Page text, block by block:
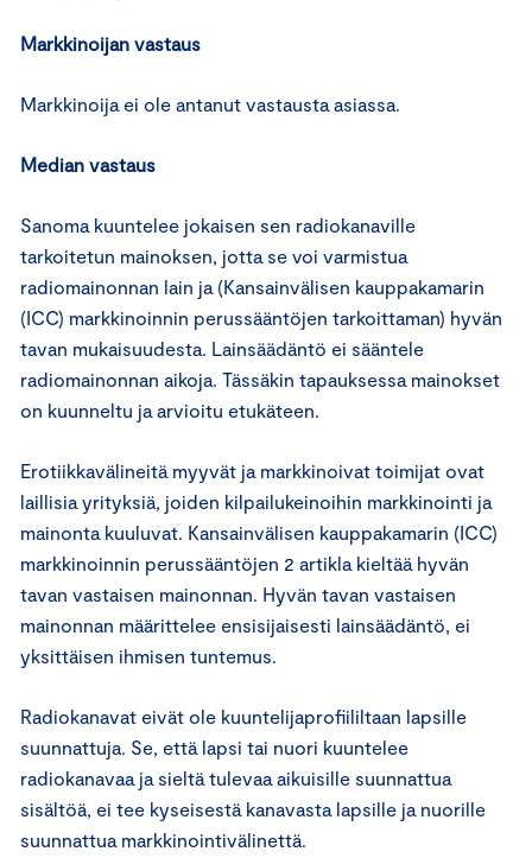
Markkinoijan vastaus
Markkinoija ei ole antanut vastausta asiassa.
Median vastaus
Sanoma kuuntelee jokaisen sen radiokanaville
tarkoitetun mainoksen, jotta se voi varmistua
radiomainonnan lain ja (Kansainvälisen kauppakamarin
(ICC) markkinoinnin perussääntöjen tarkoittaman) hyvän
tavan mukaisuudesta. Lainsäädäntö ei sääntele
radiomainonnan aikoja. Tässäkin tapauksessa mainokset
on kuunneltu ja arvioitu etukäteen.
Erotiikkavälineitä myyvät ja markkinoivat toimijat ovat
laillisia yrityksiä, joiden kilpailukeinoihin markkinointi ja
mainonta kuuluvat. Kansainvälisen kauppakamarin (ICC)
markkinoinnin perussääntöjen 2 artikla kieltää hyvän
tavan vastaisen mainonnan. Hyvän tavan vastaisen
mainonnan määrittelee ensisijaisesti lainsäädäntö, ei
yksittäisen ihmisen tuntemus.
Radiokanavat eivät ole kuuntelijaprofiililtaan lapsille
suunnattuja. Se, että lapsi tai nuori kuuntelee
radiokanavaa ja sieltä tulevaa aikuisille suunnattua
sisältöä, ei tee kyseisestä kanavasta lapsille ja nuorille
suunnattua markkinointivälinettä.